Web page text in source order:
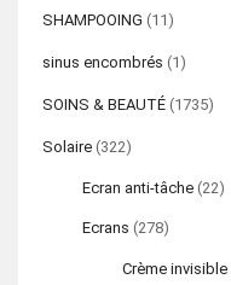
SHAMPOOING (11)
sinus encombrés (1)
SOINS & BEAUTÉ (1735)
Solaire (322)
Ecran anti-tâche (22)
Ecrans (278)
Crème invisible